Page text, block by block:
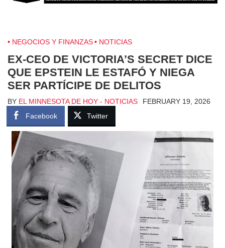
NEGOCIOS Y FINANZAS NOTICIAS
EX-CEO DE VICTORIA’S SECRET DICE
QUE EPSTEIN LE ESTAFÓ Y NIEGA
SER PARTÍCIPE DE DELITOS
BY EL MINNESOTA DE HOY - NOTICIAS
FEBRUARY 19, 2026
Facebook
Twitter